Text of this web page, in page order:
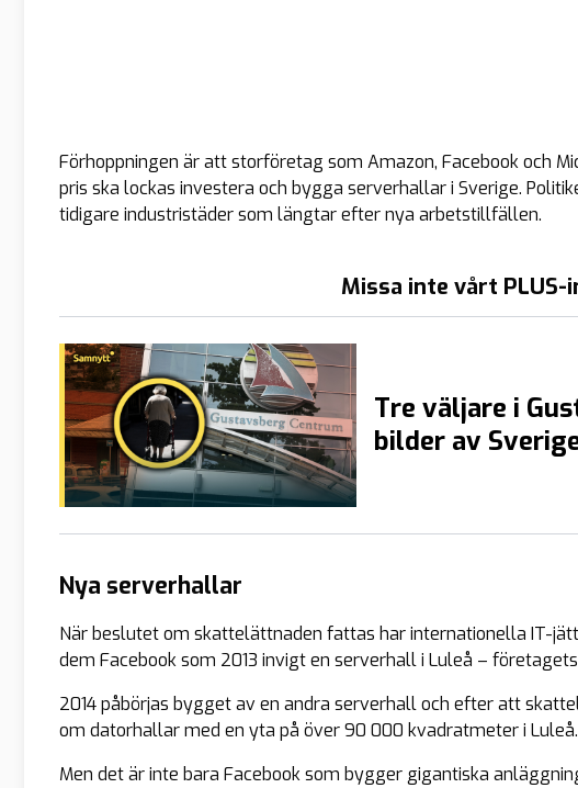
Förhoppningen är att storföretag som Amazon, Facebook och
pris ska lockas investera och bygga serverhallar i Sverige.
tidigare industristäder som längtar efter nya arbetstillfällen.
Missa inte vårt PLUS-
Tre väljare i
bilder av
Nya serverhallar
När beslutet om skattelättnaden fattas har internationella IT-
dem Facebook som 2013 invigt en serverhall i Luleå –
2014 påbörjas bygget av en andra serverhall och efter att
om datorhallar med en yta på över 90 000 kvadratmeter i Luleå.
Men det är inte bara Facebook som bygger gigantiska